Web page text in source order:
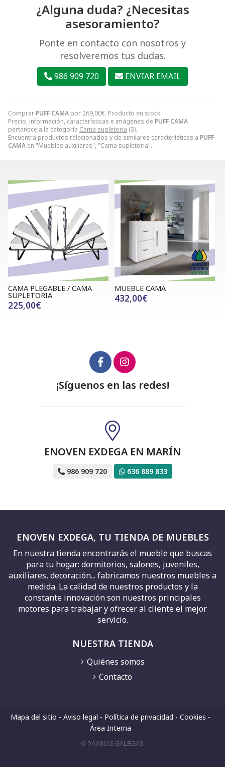
Comprar PUFF CAMA por 269,00€. Producto en stock.
Precio, información, características e imágenes de PUFF CAMA
pertenece a la categoría Cama supletoria (3).
Encuentra productos relacionados y de similares características a PUFF
CAMA en "Muebles auxiliares", "Cama supletoria".
¿Alguna duda? ¿Necesitas
asesoramiento?
Ponte en contacto con nosotros y
resolveremos tus dudas.
986 909 720 ENVIAR EMAIL
CAMA PLEGABLE / CAMA
SUPLETORIA
225,00€
MUEBLE CAMA
432,00€
¡Síguenos en las redes!
ENOVEN EXDEGA EN MARÍN
986 909 720 636 889 833
ENOVEN EXDEGA, TU TIENDA DE MUEBLES
En nuestra tienda encontrarás el mueble que buscas
para tu hogar: dormitorios, salones, juveniles,
auxiliares, decoración... fabricamos nuestros muebles a
medida. La calidad de nuestros productos y la
constante innovación son nuestros principales
motores para trabajar y ofrecer al cliente el mejor
servicio.
NUESTRA TIENDA
Quiénes somos
Contacto
Mapa del sitio - Aviso legal - Política de privacidad - Cookies -
Área Interna
© PÁXINAS GALEGAS